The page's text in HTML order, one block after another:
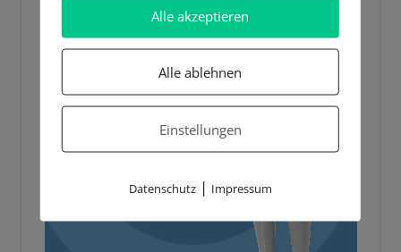
Alle akzeptieren
Alle ablehnen
Einstellungen
Datenschutz| Impressum